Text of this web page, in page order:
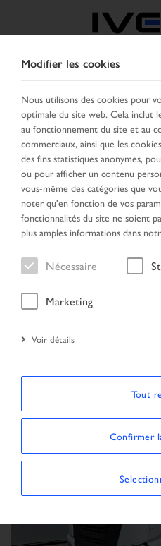
SELECTIONNER UN PAYS
Toggle
navigation
MENU
Page d'accueil
Modifier les cookies
Nous utilisons des cookies pour
optimale du site web. Cela inclut
au fonctionnement du site et au
commerciaux, ainsi que les
des fins statistiques anonymes,
ou pour afficher un contenu
vous-même des catégories que
noter qu'en fonction de vos
fonctionnalités du site ne soient
plus amples informations dans
Nécessaire
Marketing
Voir détails
Tout
Confirmer